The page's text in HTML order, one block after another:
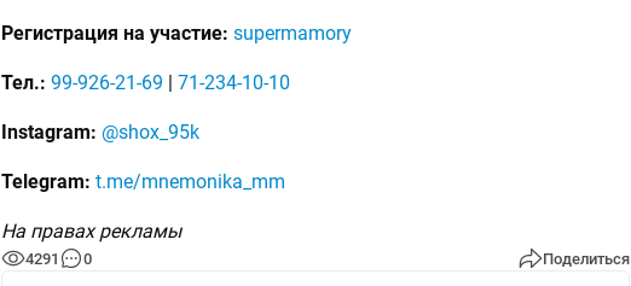
Регистрация на участие: supermamory
Тел.: 99-926-21-69 71-234-10-10
Instagram: @shox_95k
Telegram: t.me/mnemonika_mm
На правах рекламы
4291 0 Поделиться